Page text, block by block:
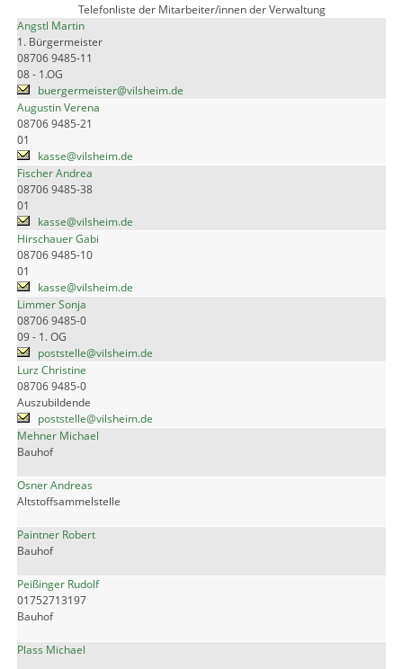
Telefonliste der Mitarbeiter/innen der Verwaltung
Angstl Martin
1. Bürgermeister
08706 9485-11
08 - 1.OG
buergermeister@vilsheim.de
Augustin Verena
08706 9485-21
01
kasse@vilsheim.de
Fischer Andrea
08706 9485-38
01
kasse@vilsheim.de
Hirschauer Gabi
08706 9485-10
01
kasse@vilsheim.de
Limmer Sonja
08706 9485-0
09 - 1. OG
poststelle@vilsheim.de
Lurz Christine
08706 9485-0
Auszubildende
poststelle@vilsheim.de
Mehner Michael
Bauhof
Osner Andreas
Altstoffsammelstelle
Paintner Robert
Bauhof
Peißinger Rudolf
01752713197
Bauhof
Plass Michael